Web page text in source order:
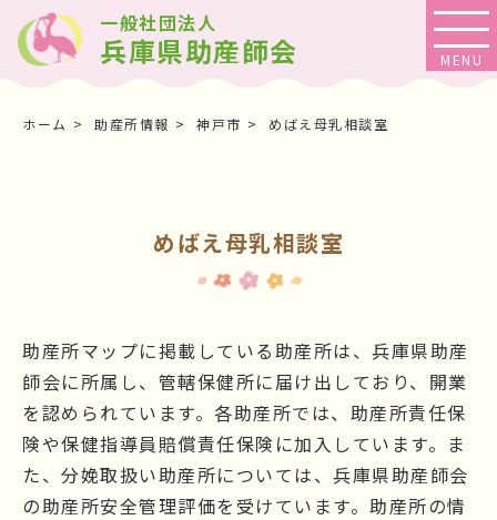
一般社団法人
兵庫県助産師会
ホーム 助産所情報 神戸市 めばえ母乳相談室
めばえ母乳相談室
助産所マップに掲載している助産所は、兵庫県助産
師会に所属し、管轄保健所に届け出しており、開業
を認められています。各助産所では、助産所責任保
険や保健指導員賠償責任保険に加入しています。ま
た、分娩取扱い助産所については、兵庫県助産師会
の助産所安全管理評価を受けています。助産所の情